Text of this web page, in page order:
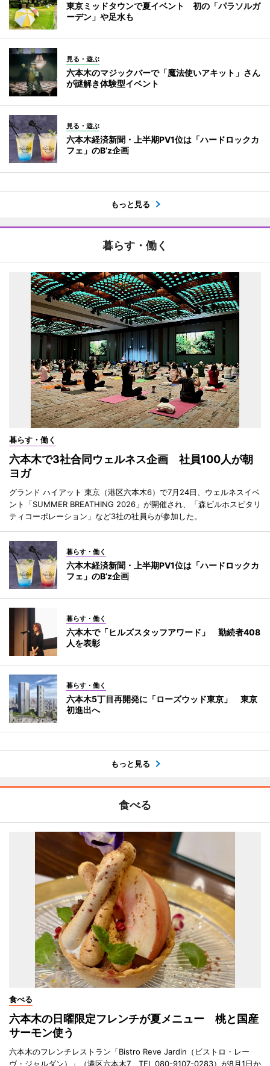
東京ミッドタウンで夏イベント 初の「パラソルガ
ーデン」や足水も
見る・遊ぶ
六本木のマジックバーで「魔法使いアキット」さん
が謎解き体験型イベント
見る・遊ぶ
六本木経済新聞・上半期PV1位は「ハードロックカ
フェ」のB’z企画
もっと見る
暮らす・働く
暮らす・働く
六本木で3社合同ウェルネス企画 社員100人が朝
ヨガ
グランド ハイアット 東京（港区六本木6）で7月24日、ウェルネスイベ
ント「SUMMER BREATHING 2026」が開催され、「森ビルホスピタリ
ティコーポレーション」など3社の社員らが参加した。
暮らす・働く
六本木経済新聞・上半期PV1位は「ハードロックカ
フェ」のB’z企画
暮らす・働く
六本木で「ヒルズスタッフアワード」 勤続者408
人を表彰
暮らす・働く
六本木5丁目再開発に「ローズウッド東京」 東京
初進出へ
もっと見る
食べる
食べる
六本木の日曜限定フレンチが夏メニュー 桃と国産
サーモン使う
六本木のフレンチレストラン「Bistro Reve Jardin（ビストロ・レー
ヴ・ジャルダン）」（港区六本木7、TEL 080-9107-0283）が8月1日か